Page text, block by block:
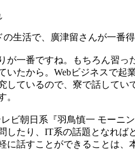
生活で、廣津留さんが一番
が一番ですね。もちろん習っ
いたから。Webビジネスで
しているので、寮で話して
。
ビ朝日系『羽鳥慎一 モーニ
したり、IT系の話題となれ
に話すことができることは、